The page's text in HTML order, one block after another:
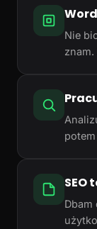
Nie
znam.
SEO